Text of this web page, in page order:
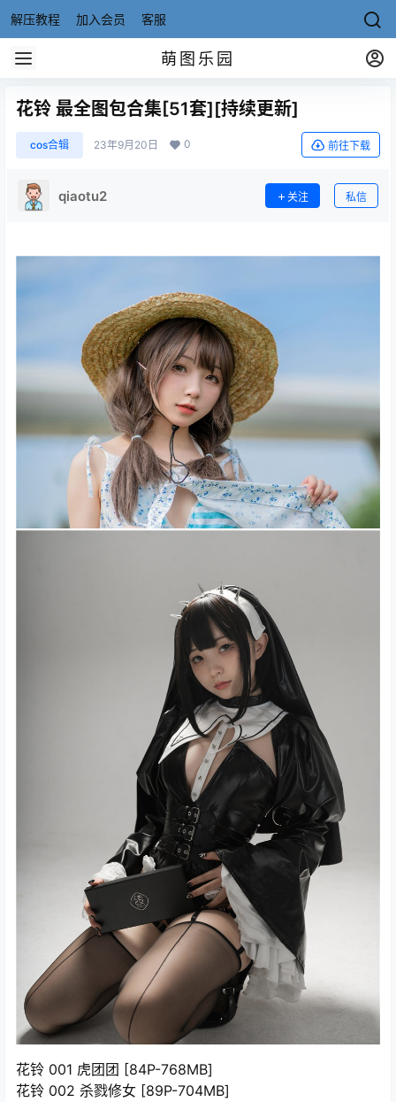
解压教程 加入会员 客服
萌图乐园
花铃 最全图包合集[51套][持续更新]
cos合辑 23年9月20日 0 前往下载
qiaotu2 关注 私信
花铃 001 虎团团 [84P-768MB]
花铃 002 杀戮修女 [89P-704MB]